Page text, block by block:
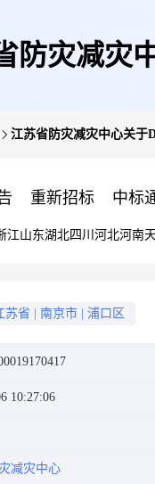
防灾减灾
江苏省防灾减灾中心关于
重新招标 中标
江山东湖北四川 河北河南
苏省 南京市 浦口区
10:27:06
减灾中心